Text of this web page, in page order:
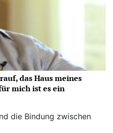
das Haus meines
mich ist es ein
die Bindung zwischen